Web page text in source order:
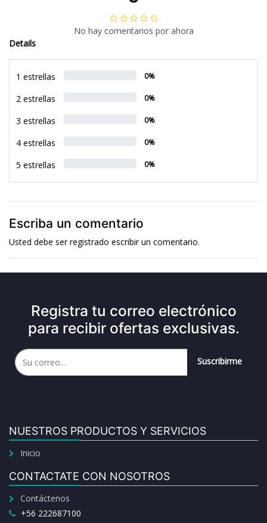
No hay comentarios por ahora
Details
1 estrellas 0%
2 estrellas 0%
3 estrellas 0%
4 estrellas 0%
5 estrellas 0%
Escriba un comentario
Usted debe serregistrado escribir un comentario.
Registra tu correo electrónico
para recibir ofertas exclusivas.
Suscribirme
NUESTROS PRODUCTOS Y SERVICIOS
Inicio
CONTACTATE CON NOSOTROS
Contáctenos
+56 222687100